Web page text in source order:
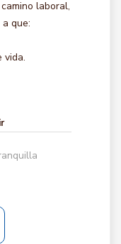
laboral,
que:
vida.